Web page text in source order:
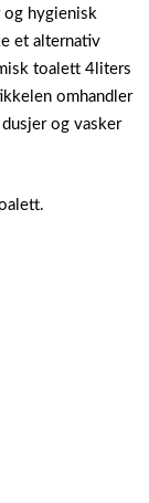
og hygienisk
et alternativ
toalett 4liters
omhandler
og vasker